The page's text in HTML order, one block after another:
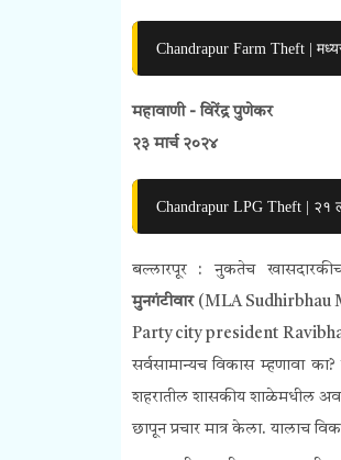
Chandrapur Farm Theft |
महावाणी - विरेंद्र पुणेकर
२३ मार्च २०२४
Chandrapur LPG Theft | २१
बल्लारपूर : नुकतेच
मुनगंटीवार(MLA
Party city president
सर्वसामान्यच विकास म्हणावा
शहरातील शासकीय शाळेमधील
छापून प्रचार मात्र केला. यालाच